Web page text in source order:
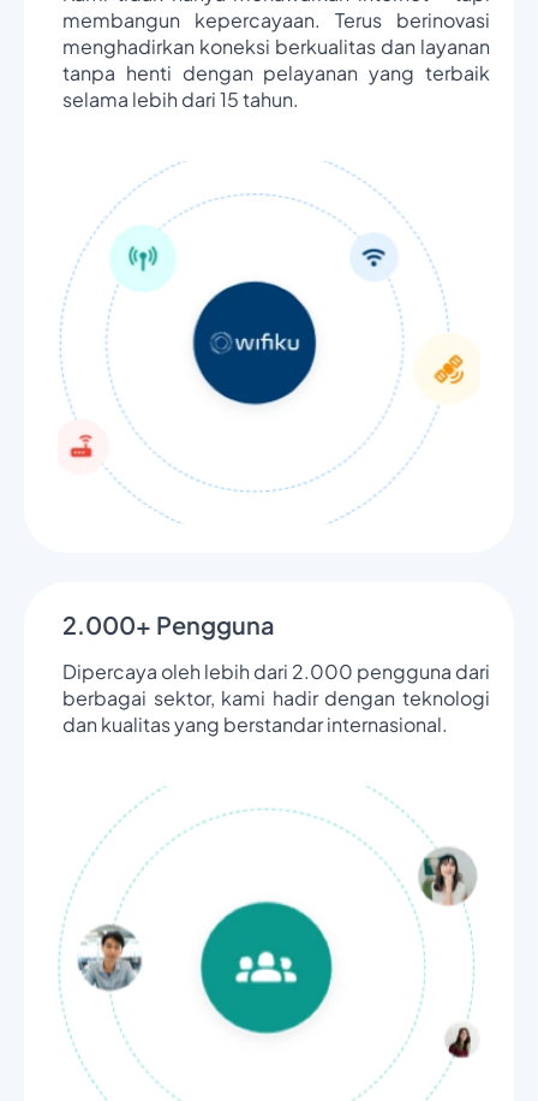
membangun kepercayaan. Terus berinovasi
menghadirkan koneksi berkualitas dan layanan
tanpa henti dengan pelayanan yang terbaik
selama lebih dari 15 tahun.
2.000+ Pengguna
Dipercaya oleh lebih dari 2.000 pengguna dari
berbagai sektor, kami hadir dengan teknologi
dan kualitas yang berstandar internasional.